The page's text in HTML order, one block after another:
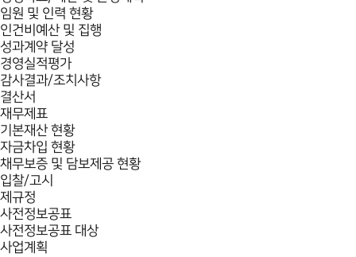
임원 및 인력 현황
인건비예산 및 집행
성과계약 달성
경영실적평가
감사결과/조치사항
결산서
재무제표
기본재산 현황
자금차입 현황
채무보증 및 담보제공 현황
입찰/고시
제규정
사전정보공표
사전정보공표 대상
사업계획